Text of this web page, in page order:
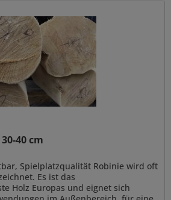
40 cm
Spielplatzqualität Robinie wird oft
Es ist das
Holz Europas und eignet sich